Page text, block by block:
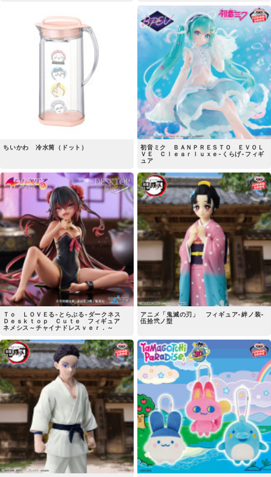
ちいかわ 冷水筒（ドット）
初音ミク ＢＡＮＰＲＥＳＴＯ ＥＶＯＬ
ＶＥ Ｃｌｅａｒｌｕｘｅ-くらげ-フィギ
ュア
Ｔｏ ＬＯＶＥる-とらぶる-ダークネス
Ｄｅｓｋｔｏｐ Ｃｕｔｅ フィギュア
ネメシス～チャイナドレスｖｅｒ．～
アニメ「鬼滅の刃」 フィギュア-絆ノ装-
伍拾弐ノ型